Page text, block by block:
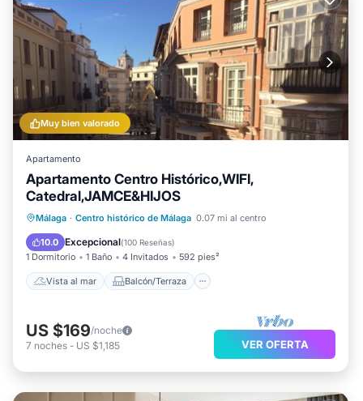
Muy bien valorado
Apartamento
Apartamento Centro Histórico,WIFI,
Catedral,JAMCE&HIJOS
Málaga · Centro histórico de Málaga 0.07 mi al centro
10.0 Excepcional(100 Reseñas)
1 Dormitorio 1 Baño 4 Invitados 592 pies²
Vista al mar Balcón/Terraza
Vista al mar
Balcón/Terraza
Vistas
Cocina
US $169/noche
7 noches - US $1,185 VER OFERTA